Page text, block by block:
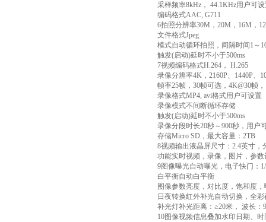
采样频率8kHz‌， 44.1KHz用户可
编码格式AAC, G711
6拍照分辨率30M，20M，16M，
文件格式Jpeg
模式自动循环拍照，间隔时间1～
触发(启动)延时不小于500ms
7视频编码格式H.264， H.265
录像分辨率4K，2160P、1440P、
帧率25帧，30帧可选，4K@30帧，
录像格式MP4, avi格式用户可设置
录像模式不间断循环存储
触发(启动)延时不小于500ms
录像分段时长20秒～900秒，用户
存储Micro SD，最大容量：2TB
8视频输出液晶屏尺寸：2.4英寸，
功能实时视频，录像，图片，参数
9图像曝光自动曝光，电子快门：
白平衡自动白平衡
图像参数亮度，对比度，饱和度
日夜转换红外补光自动切换，全
补光灯补光距离：≥20米， 波长：
10图像视频信息叠加水印日期、